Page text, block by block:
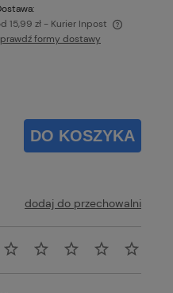
15,99 zł - Kurier Inpost
kosztów płatności
formy dostawy
DO KOSZYKA
dodaj do przechowalni